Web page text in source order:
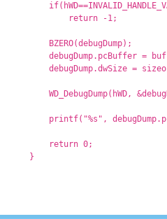
return -1;
BZERO(debugDump);
debugDump.pcBuffer =
debugDump.dwSize =
WD_DebugDump(hWD,
printf("%s",
return 0;
}